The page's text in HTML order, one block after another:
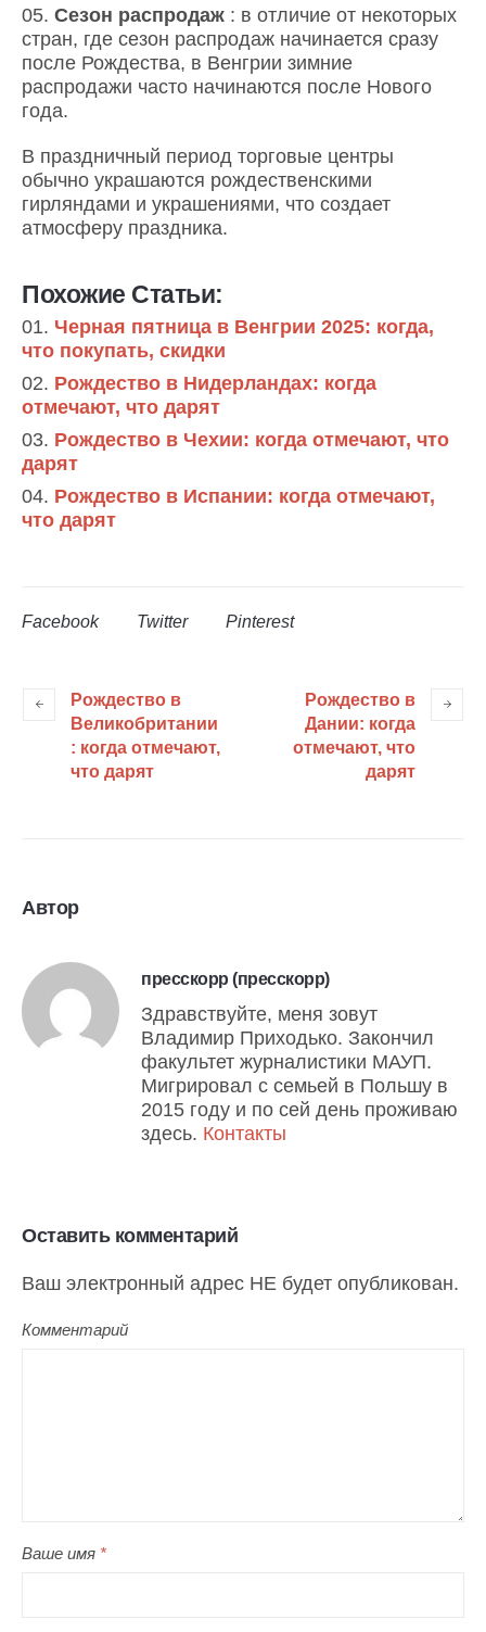
Сезон распродаж : в отличие от некоторых
стран, где сезон распродаж начинается сразу
после Рождества, в Венгрии зимние
распродажи часто начинаются после Нового
года.
В праздничный период торговые центры
обычно украшаются рождественскими
гирляндами и украшениями, что создает
атмосферу праздника.
Похожие Статьи:
Черная пятница в Венгрии 2025: когда,
что покупать, скидки
Рождество в Нидерландах: когда
отмечают, что дарят
Рождество в Чехии: когда отмечают, что
дарят
Рождество в Испании: когда отмечают,
что дарят
Facebook Twitter Pinterest
Рождество в
Великобритании
: когда отмечают,
что дарят
Рождество в
Дании: когда
отмечают, что
дарят
Автор
пресскорр (пресскорр)
Здравствуйте, меня зовут
Владимир Приходько. Закончил
факультет журналистики МАУП.
Мигрировал с семьей в Польшу в
2015 году и по сей день проживаю
здесь. Контакты
Оставить комментарий
Ваш электронный адрес НЕ будет опубликован.
Комментарий
Ваше имя *